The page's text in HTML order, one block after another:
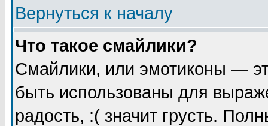
Вернуться к началу
Что такое смайлики?
Смайлики, или эмотиконы —
быть использованы для
радость, :( значит грусть.